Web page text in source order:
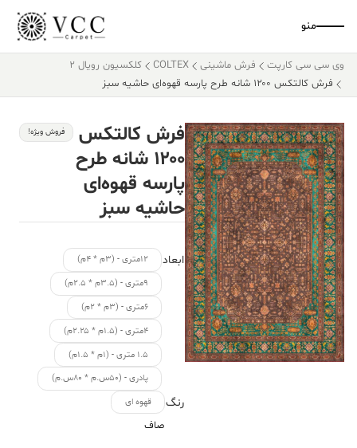
منو
وی سی سی کارپت فرش ماشینی COLTEX
کلکسیون رویال 2
فرش کالتکس ۱۲۰۰ شانه طرح پارسه قهوه‌ای حاشیه سبز
فرش کالتکس
۱۲۰۰ شانه طرح
پارسه قهوه‌ای
حاشیه سبز
فروش ویژه!
ابعاد
۱۲متری - (۳م * ۴م)
۹متری - (۳.۵م * ۲.۵م)
۶متری - (۳م * ۲م)
۴متری - (۱.۵م * ۲.۲۵م)
۱.۵ متری - (۱م * ۱.۵م)
پادری - (۵۰س.م * ۸۰س.م)
رنگ قهوه ای
صاف